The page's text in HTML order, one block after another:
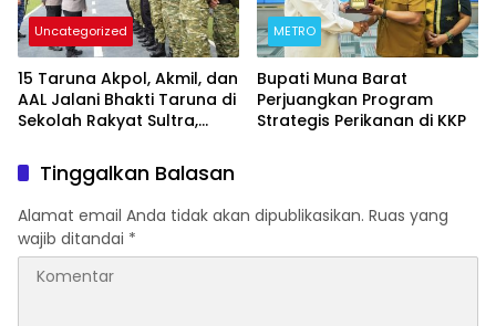
Uncategorized
15 Taruna Akpol, Akmil, dan
AAL Jalani Bhakti Taruna di
Sekolah Rakyat Sultra,
Nasionalisme
METRO
Bupati Muna Barat
Perjuangkan Program
Strategis Perikanan di KKP
Tinggalkan Balasan
Alamat email Anda tidak akan dipublikasikan. Ruas yang
wajib ditandai *